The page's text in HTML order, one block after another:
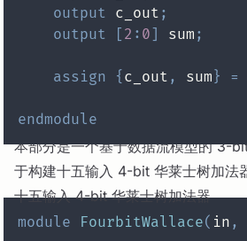
output c_out ;
output
[ 2 : 0] sum ;
assign { c_out , sum } =
endmodule
本部分是一个基于数据流模型的 3-
于构建十五输入 4-bit 华莱士树加法
十五输入 4-bit 华莱士树加法器
module
FourbitWallace( in ,